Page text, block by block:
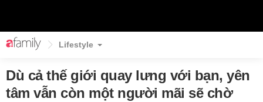
Lifestyle
Dù cả thế giới quay lưng với bạn, yên
tâm vẫn còn một người mãi sẽ chờ